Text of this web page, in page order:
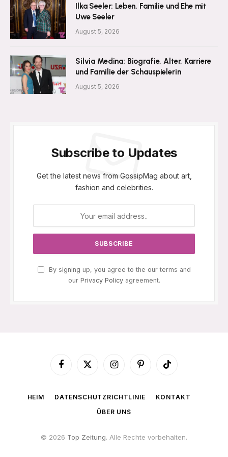
Ilka Seeler: Leben, Familie und Ehe mit
Uwe Seeler
August 5, 2026
Silvia Medina: Biografie, Alter, Karriere
und Familie der Schauspielerin
August 5, 2026
Subscribe to Updates
Get the latest news from GossipMag about art,
fashion and celebrities.
By signing up, you agree to the our terms and
our Privacy Policyagreement.
Facebook
X
InstagramPinterestTikTok
HEIM DATENSCHUTZRICHTLINIE
KONTAKT
ÜBER UNS
© 2026 Top Zeitung. Alle Rechte vorbehalten.